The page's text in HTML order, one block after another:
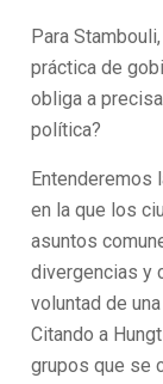
Para
práctica de
obliga a
política?
Entenderemos
en la que los
asuntos
divergencias y
voluntad de
Citando a
grupos que se